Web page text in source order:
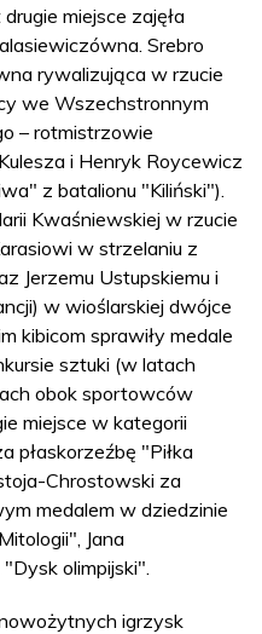
miejsce zajęła
Srebro
rywalizująca w rzucie
we Wszechstronnym
– rotmistrzowie
i Henryk Roycewicz
z batalionu "Kiliński").
Kwaśniewskiej w rzucie
w strzelaniu z
Jerzemu Ustupskiemu i
w wioślarskiej dwójce
kibicom sprawiły medale
sztuki (w latach
obok sportowców
miejsce w kategorii
płaskorzeźbę "Piłka
Chrostowski za
medalem w dziedzinie
Jana
olimpijski".
igrzysk